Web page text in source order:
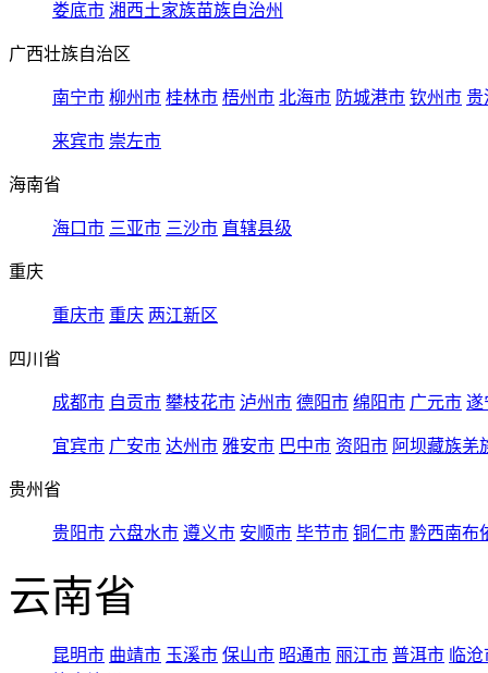
娄底市 湘西土家族苗族自治州
广西壮族自治区
南宁市 柳州市 桂林市 梧州市 北海市 防城港市 钦州市 贵
来宾市 崇左市
海南省
海口市 三亚市 三沙市 直辖县级
重庆
重庆市 重庆 两江新区
四川省
成都市 自贡市 攀枝花市 泸州市 德阳市 绵阳市 广元市 遂
宜宾市 广安市 达州市 雅安市 巴中市 资阳市 阿坝藏族羌
贵州省
贵阳市 六盘水市 遵义市 安顺市 毕节市 铜仁市 黔西南布
云南省
昆明市 曲靖市 玉溪市 保山市 昭通市 丽江市 普洱市 临